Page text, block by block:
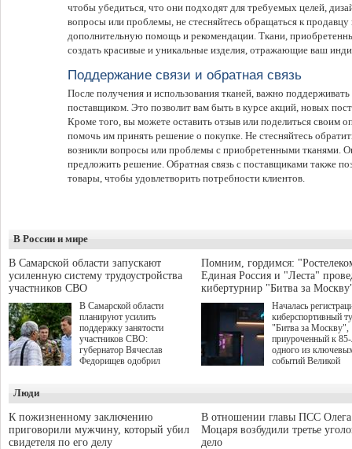
чтобы убедиться, что они подходят для требуемых целей,
вопросы или проблемы, не стесняйтесь обращаться к
дополнительную помощь и рекомендации. Ткани,
создать красивые и уникальные изделия, отражающие ваш
Поддержание связи и обратная связь
После получения и использования тканей, важно поддерживать
поставщиком. Это позволит вам быть в курсе акций, новых
Кроме того, вы можете оставить отзыв или поделиться своим
помочь им принять решение о покупке. Не стесняйтесь
возникли вопросы или проблемы с приобретенными тканями.
предложить решение. Обратная связь с поставщиками также
товары, чтобы удовлетворить потребности клиентов.
В России и мире
В Самарской области запускают
усиленную систему трудоустройства
участников СВО
В Самарской области
планируют усилить
поддержку занятости
участников СВО:
губернатор Вячеслав
Федорищев одобрил
Живайкина, направленные
на трудоустройство и более
спокойную адаптацию к
мирной жизни.
Помним, гордимся:
Единая Россия и "Леста"
кибертурнир "Битва за
Началась
киберспортивный
"Битва за Москву",
приуроченный к
одного из
событий Великой
игре "Мир танков"
выступили
партия "Единая
игровая студия
Люди
К пожизненному заключению
приговорили мужчину, который убил
свидетеля по его делу
В отношении главы ПСС Олега
Моцаря возбудили третье
дело